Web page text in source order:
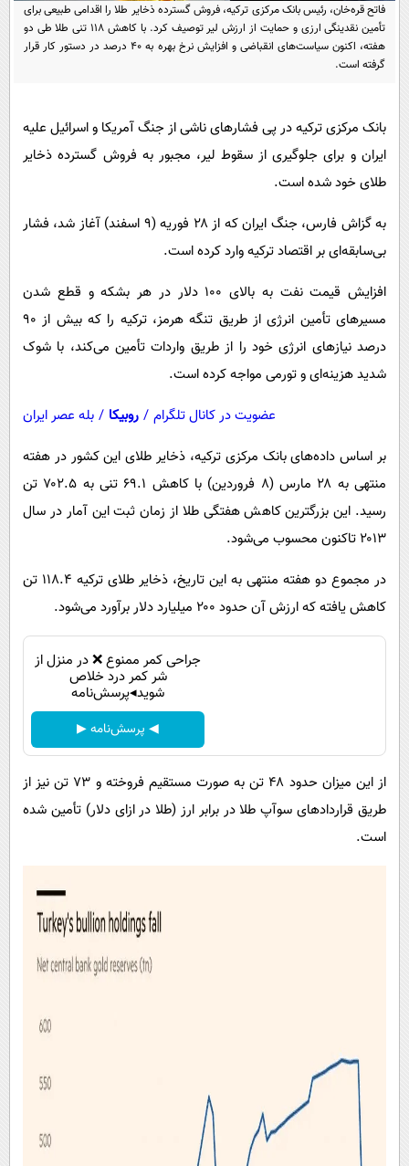
مجله تصویری سلاح
ورزش
فناوری
گوناگون
محیط زیست
فرهنگی
اجتماعی
خواندنی ها و دیدنی ها
روانشناسی
آشپزی
آموزش زبان
فاتح قره‌خان، رئیس بانک مرکزی ترکیه، فروش گسترده ذخایر طلا را اقدامی طبیعی برای
تأمین نقدینگی ارزی و حمایت از ارزش لیر توصیف کرد. با کاهش ۱۱۸ تنی طلا طی دو
هفته، اکنون سیاست‌های انقباضی و افزایش نرخ بهره به ۴۰ درصد در دستور کار قرار
گرفته است.
بانک مرکزی ترکیه در پی فشارهای ناشی از جنگ آمریکا و اسرائیل علیه
ایران و برای جلوگیری از سقوط لیر، مجبور به فروش گسترده ذخایر
طلای خود شده است.
به گزاش فارس، جنگ ایران که از ۲۸ فوریه (۹ اسفند) آغاز شد، فشار
بی‌سابقه‌ای بر اقتصاد ترکیه وارد کرده است.
افزایش قیمت نفت به بالای ۱۰۰ دلار در هر بشکه و قطع شدن
مسیرهای تأمین انرژی از طریق تنگه هرمز، ترکیه را که بیش از ۹۰
درصد نیازهای انرژی خود را از طریق واردات تأمین می‌کند، با شوک
شدید هزینه‌ای و تورمی مواجه کرده است.
عضویت در کانال تلگرام / روبیکا / بله عصر ایران
بر اساس داده‌های بانک مرکزی ترکیه، ذخایر طلای این کشور در هفته
منتهی به ۲۸ مارس (۸ فروردین) با کاهش ۶۹.۱ تنی به ۷۰۲.۵ تن
رسید. این بزرگترین کاهش هفتگی طلا از زمان ثبت این آمار در سال
۲۰۱۳ تاکنون محسوب می‌شود.
در مجموع دو هفته منتهی به این تاریخ، ذخایر طلای ترکیه ۱۱۸.۴ تن
کاهش یافته که ارزش آن حدود ۲۰۰ میلیارد دلار برآورد می‌شود.
جراحی کمر ممنوع ❌ در منزل از
شر کمر درد خلاص
شوید◂پرسش‌نامه
◀ پرسش‌نامه ▶
از این میزان حدود ۴۸ تن به صورت مستقیم فروخته و ۷۳ تن نیز از
طریق قراردادهای سوآپ طلا در برابر ارز (طلا در ازای دلار) تأمین شده
است.